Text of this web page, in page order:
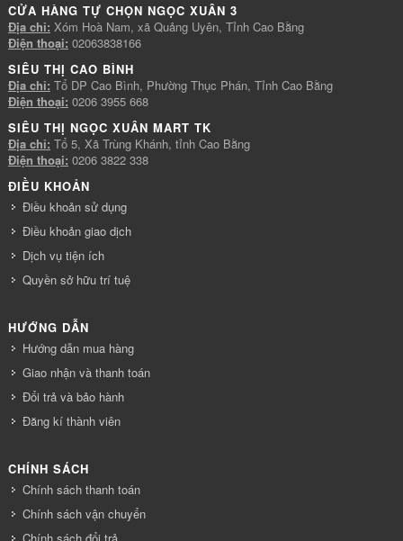
CỬA HÀNG TỰ CHỌN NGỌC XUÂN 3
Địa chỉ: Xóm Hoà Nam, xã Quảng Uyên, Tỉnh Cao Bằng
Điện thoại: 02063838166
SIÊU THỊ CAO BÌNH
Địa chỉ: Tổ DP Cao Bình, Phường Thục Phán, Tỉnh Cao Bằng
Điện thoại: 0206 3955 668
SIÊU THỊ NGỌC XUÂN MART TK
Địa chỉ: Tổ 5, Xã Trùng Khánh, tỉnh Cao Bằng
Điện thoại: 0206 3822 338
ĐIỀU KHOẢN
Điều khoản sử dụng
Điều khoản giao dịch
Dịch vụ tiện ích
Quyền sở hữu trí tuệ
HƯỚNG DẪN
Hướng dẫn mua hàng
Giao nhận và thanh toán
Đổi trả và bảo hành
Đăng kí thành viên
CHÍNH SÁCH
Chính sách thanh toán
Chính sách vận chuyển